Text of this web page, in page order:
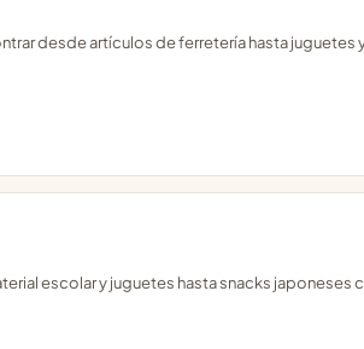
desde artículos de ferretería hasta juguetes
escolar y juguetes hasta snacks japoneses